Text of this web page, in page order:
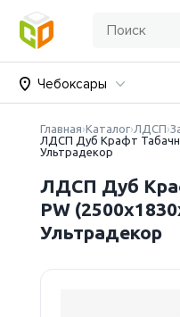
Чебоксары
Главная Каталог ЛДСП
ЛДСП Дуб Крафт
Ультрадекор
ЛДСП Дуб
PW
Ультрадекор